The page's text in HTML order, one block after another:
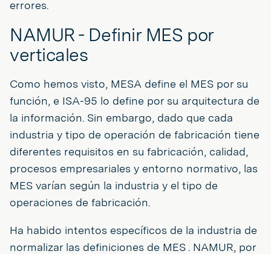
errores.
NAMUR - Definir MES por
verticales
Como hemos visto, MESA define el MES por su
función, e ISA-95 lo define por su arquitectura de
la información. Sin embargo, dado que cada
industria y tipo de operación de fabricación tiene
diferentes requisitos en su fabricación, calidad,
procesos empresariales y entorno normativo, las
MES varían según la industria y el tipo de
operaciones de fabricación.
Ha habido intentos específicos de la industria de
normalizar las definiciones de MES . NAMUR, por